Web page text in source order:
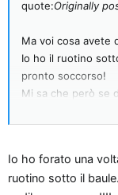
quote:Originally
Ma voi cosa avete
Io ho il ruotino
pronto soccorso!
Mi sa che però se
piacerebbe
all'assistenza.
dove la mettete?
Io ho forato una
ruotino sotto il